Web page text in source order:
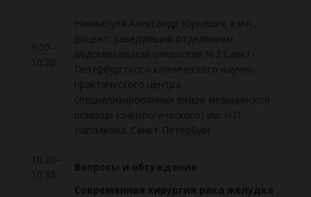
9:50–
10:20
Навматуля Александр Юрьевич, к.м.н.,
доцент, заведующий отделением
абдоминальной онкологии №2 Санкт-
Петербургского клинического научно-
практического центра
специализированных видов медицинской
помощи (онкологического) им. Н.П.
Напалкова. Санкт-Петербург
10:20–
10:35
Вопросы и обсуждение
Современная хирургия рака желудка